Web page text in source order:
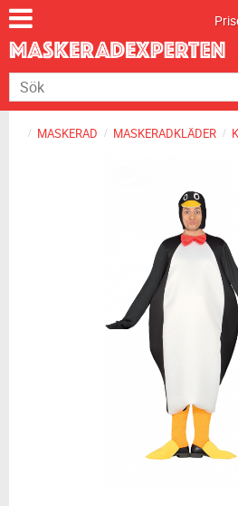
MASKERAD MASKERADKLÄDER